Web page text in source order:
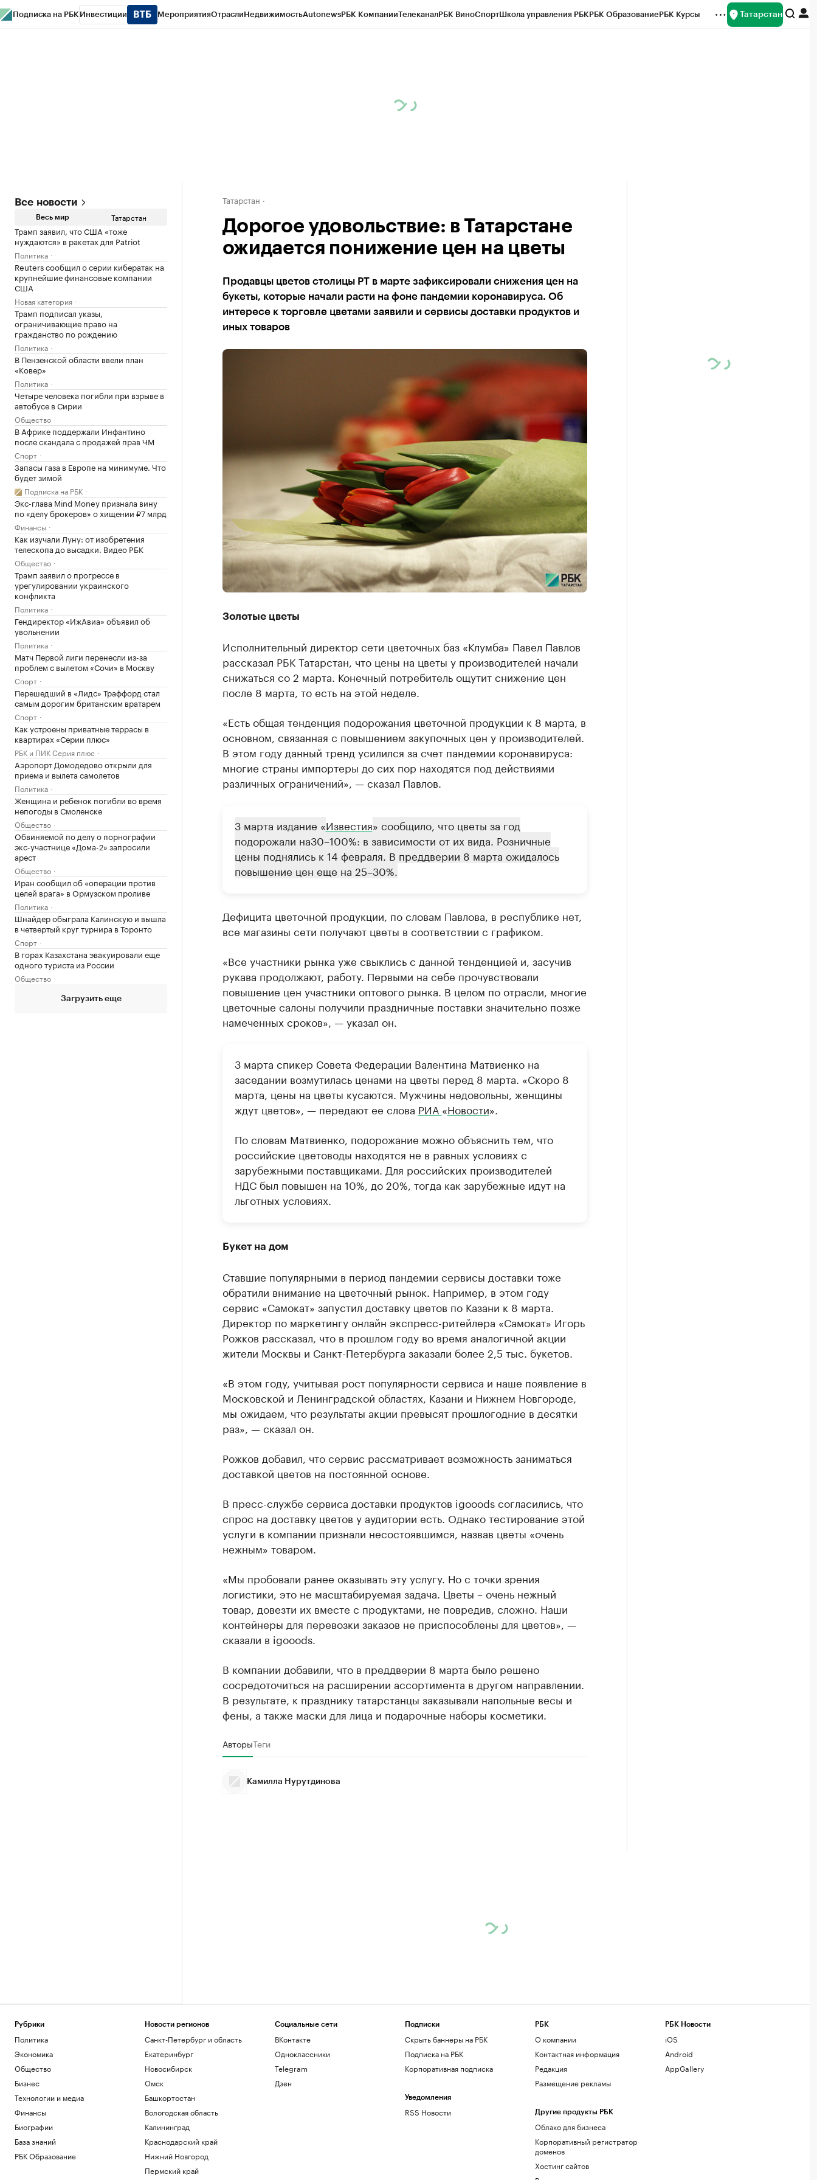
Подписка на РБК Инвестиции МероприятияОтраслиНедвижимостьAutonewsРБК КомпанииТелеканалРБК ВиноСпортШкола управления РБКРБК ОбразованиеРБК Курсы Татарстан
Все новости
Весь мир Татарстан
Трамп заявил, что США «тоже
нуждаются» в ракетах для Patriot
Политика
Reuters сообщил о серии кибератак на
крупнейшие финансовые компании
США
Новая категория
Трамп подписал указы,
ограничивающие право на
гражданство по рождению
Политика
В Пензенской области ввели план
«Ковер»
Политика
Четыре человека погибли при взрыве в
автобусе в Сирии
Общество
В Африке поддержали Инфантино
после скандала с продажей прав ЧМ
Спорт
Запасы газа в Европе на минимуме. Что
будет зимой
Подписка на РБК
Экс-глава Mind Money признала вину
по «делу брокеров» о хищении ₽7 млрд
Финансы
Как изучали Луну: от изобретения
телескопа до высадки. Видео РБК
Общество
Трамп заявил о прогрессе в
урегулировании украинского
конфликта
Политика
Гендиректор «ИжАвиа» объявил об
увольнении
Политика
Матч Первой лиги перенесли из-за
проблем с вылетом «Сочи» в Москву
Спорт
Перешедший в «Лидс» Траффорд стал
самым дорогим британским вратарем
Спорт
Как устроены приватные террасы в
квартирах «Серии плюс»
РБК и ПИК Серия плюс
Аэропорт Домодедово открыли для
приема и вылета самолетов
Политика
Женщина и ребенок погибли во время
непогоды в Смоленске
Общество
Обвиняемой по делу о порнографии
экс-участнице «Дома-2» запросили
арест
Общество
Иран сообщил об «операции против
целей врага» в Ормузском проливе
Политика
Шнайдер обыграла Калинскую и вышла
в четвертый круг турнира в Торонто
Спорт
В горах Казахстана эвакуировали еще
одного туриста из России
Общество
Загрузить еще
Татарстан
Дорогое удовольствие: в Татарстане
ожидается понижение цен на цветы
Продавцы цветов столицы РТ в марте зафиксировали снижения цен на
букеты, которые начали расти на фоне пандемии коронавируса. Об
интересе к торговле цветами заявили и сервисы доставки продуктов и
иных товаров
Золотые цветы
Исполнительный директор сети цветочных баз «Клумба» Павел Павлов
рассказал РБК Татарстан, что цены на цветы у производителей начали
снижаться со 2 марта. Конечный потребитель ощутит снижение цен
после 8 марта, то есть на этой неделе.
«Есть общая тенденция подорожания цветочной продукции к 8 марта, в
основном, связанная с повышением закупочных цен у производителей.
В этом году данный тренд усилился за счет пандемии коронавируса:
многие страны импортеры до сих пор находятся под действиями
различных ограничений», — сказал Павлов.
3 марта издание «Известия» сообщило, что цветы за год
подорожали на30–100%: в зависимости от их вида. Розничные
цены поднялись к 14 февраля. В преддверии 8 марта ожидалось
повышение цен еще на 25–30%.
Дефицита цветочной продукции, по словам Павлова, в республике нет,
все магазины сети получают цветы в соответствии с графиком.
«Все участники рынка уже свыклись с данной тенденцией и, засучив
рукава продолжают, работу. Первыми на себе прочувствовали
повышение цен участники оптового рынка. В целом по отрасли, многие
цветочные салоны получили праздничные поставки значительно позже
намеченных сроков», — указал он.
3 марта спикер Совета Федерации Валентина Матвиенко на
заседании возмутилась ценами на цветы перед 8 марта. «Скоро 8
марта, цены на цветы кусаются. Мужчины недовольны, женщины
ждут цветов», — передают ее слова РИА «Новости».
По словам Матвиенко, подорожание можно объяснить тем, что
российские цветоводы находятся не в равных условиях с
зарубежными поставщиками. Для российских производителей
НДС был повышен на 10%, до 20%, тогда как зарубежные идут на
льготных условиях.
Букет на дом
Ставшие популярными в период пандемии сервисы доставки тоже
обратили внимание на цветочный рынок. Например, в этом году
сервис «Самокат» запустил доставку цветов по Казани к 8 марта.
Директор по маркетингу онлайн экспресс-ритейлера «Самокат» Игорь
Рожков рассказал, что в прошлом году во время аналогичной акции
жители Москвы и Санкт-Петербурга заказали более 2,5 тыс. букетов.
«В этом году, учитывая рост популярности сервиса и наше появление в
Московской и Ленинградской областях, Казани и Нижнем Новгороде,
мы ожидаем, что результаты акции превысят прошлогодние в десятки
раз», — сказал он.
Рожков добавил, что сервис рассматривает возможность заниматься
доставкой цветов на постоянной основе.
В пресс-службе сервиса доставки продуктов igooods согласились, что
спрос на доставку цветов у аудитории есть. Однако тестирование этой
услуги в компании признали несостоявшимся, назвав цветы «очень
нежным» товаром.
«Мы пробовали ранее оказывать эту услугу. Но с точки зрения
логистики, это не масштабируемая задача. Цветы – очень нежный
товар, довезти их вместе с продуктами, не повредив, сложно. Наши
контейнеры для перевозки заказов не приспособлены для цветов», —
сказали в igooods.
В компании добавили, что в преддверии 8 марта было решено
сосредоточиться на расширении ассортимента в другом направлении.
В результате, к празднику татарстанцы заказывали напольные весы и
фены, а также маски для лица и подарочные наборы косметики.
АвторыТеги
Камилла Нурутдинова
Рубрики
Политика
Экономика
Общество
Бизнес
Технологии и медиа
Финансы
Биографии
База знаний
РБК Образование
Новости регионов
Санкт-Петербург и область
Екатеринбург
Новосибирск
Омск
Башкортостан
Вологодская область
Калининград
Краснодарский край
Нижний Новгород
Пермский край
Социальные сети
ВКонтакте
Одноклассники
Telegram
Дзен
Подписки
Скрыть баннеры на РБК
Подписка на РБК
Корпоративная подписка
Уведомления
RSS Новости
РБК
О компании
Контактная информация
Редакция
Размещение рекламы
Другие продукты РБК
Облако для бизнеса
Корпоративный регистратор
доменов
Хостинг сайтов
РБК Новости
iOS
Android
AppGallery